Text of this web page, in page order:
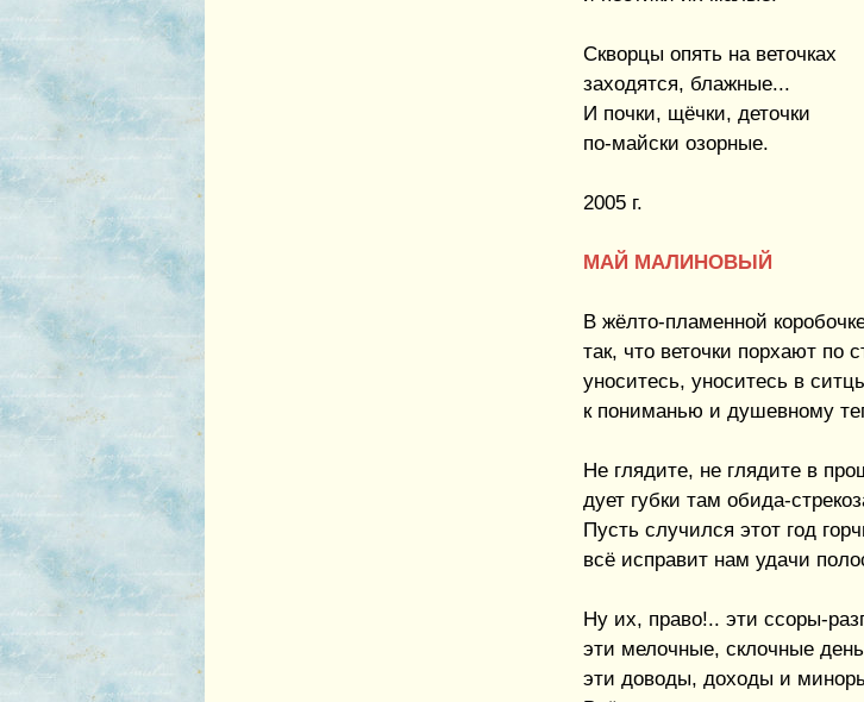
Скворцы опять на веточках
заходятся, блажные...
И почки, щёчки, деточки
по-майски озорные.
2005 г.
МАЙ МАЛИНОВЫЙ
В жёлто-пламенной
так, что веточки порхают по
уноситесь, уноситесь в
к пониманью и душевному
Не глядите, не глядите в
дует губки там обида-
Пусть случился этот год
всё исправит нам удачи
Ну их, право!.. эти ссоры-
эти мелочные, склочные
эти доводы, доходы и